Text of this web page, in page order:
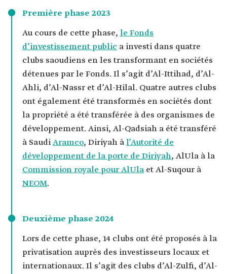
Première phase 2023
Au cours de cette phase, le Fonds
d’investissement public a investi dans quatre
clubs saoudiens en les transformant en sociétés
détenues par le Fonds. Il s’agit d’Al-Ittihad, d’Al-
Ahli, d’Al-Nassr et d’Al-Hilal. Quatre autres clubs
ont également été transformés en sociétés dont
la propriété a été transférée à des organismes de
développement. Ainsi, Al-Qadsiah a été transféré
à SaudiAramco, Diriyah àl’Autorité de
développement de la porte de Diriyah, AlUla à la
Commission royale pour AlUla et Al-Suqour à
NEOM.
Deuxième phase 2024
Lors de cette phase, 14 clubs ont été proposés à la
privatisation auprès des investisseurs locaux et
internationaux. Il s’agit des clubs d’Al-Zulfi, d’Al-